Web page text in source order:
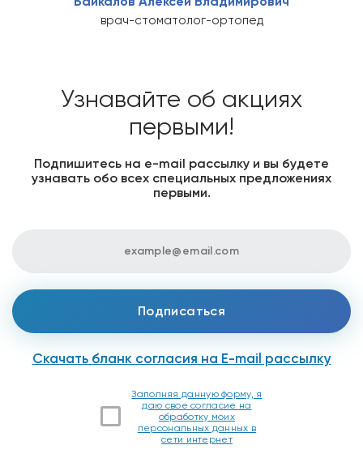
врач-стоматолог-ортопед
Узнавайте об акциях
первыми!
Подпишитесь на е-mail рассылку и вы будете
узнавать обо всех специальных предложениях
первыми.
Скачать бланк согласия на E-mail рассылку
Заполняя данную форму, я
даю свое согласие на
обработку моих
персональных данных в
сети интернет